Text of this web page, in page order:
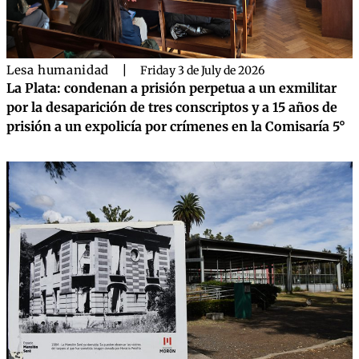
Lesa humanidad Friday 3 de July de 2026
La Plata: condenan a prisión perpetua a un exmilitar
por la desaparición de tres conscriptos y a 15 años de
prisión a un expolicía por crímenes en la Comisaría 5°